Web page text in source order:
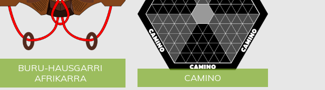
BURU-HAUSGARRI
AFRIKARRA
CAMINO